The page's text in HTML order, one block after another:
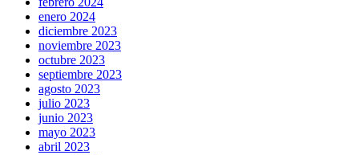
enero 2024
diciembre 2023
noviembre 2023
octubre 2023
septiembre 2023
agosto 2023
julio 2023
junio 2023
mayo 2023
abril 2023